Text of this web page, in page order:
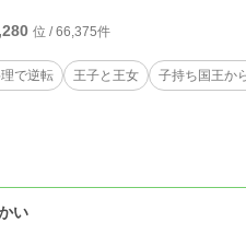
位 / 66,375件
で逆転 王子と王女 子持ち国王か
い